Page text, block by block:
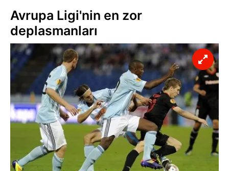
Avrupa Ligi'nin en zor
deplasmanları